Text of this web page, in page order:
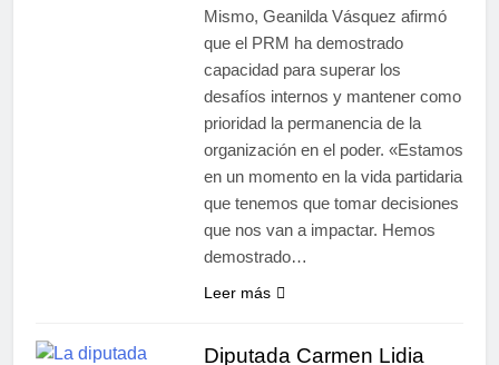
Mismo, Geanilda Vásquez afirmó
que el PRM ha demostrado
capacidad para superar los
desafíos internos y mantener como
prioridad la permanencia de la
organización en el poder. «Estamos
en un momento en la vida partidaria
que tenemos que tomar decisiones
que nos van a impactar. Hemos
demostrado…
Leer más
Diputada Carmen Lidia